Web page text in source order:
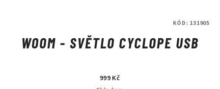
WOOM - SVĚTLO CYCLOPE USB
999 Kč
KÓD: 131905